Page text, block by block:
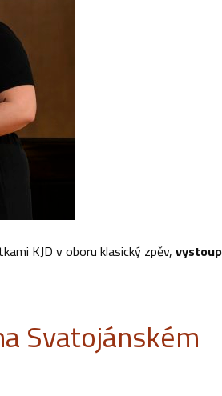
KJD v oboru klasický zpěv,
Svatojánském